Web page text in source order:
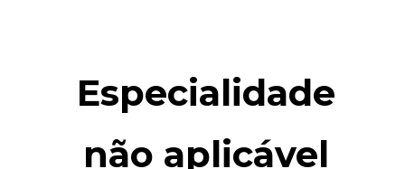
Especialidade
não aplicável